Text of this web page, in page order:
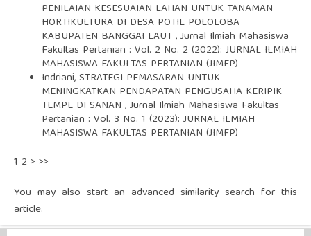
PENILAIAN KESESUAIAN LAHAN UNTUK TANAMAN
HORTIKULTURA DI DESA POTIL POLOLOBA
KABUPATEN BANGGAI LAUT,Jurnal Ilmiah Mahasiswa
Fakultas Pertanian : Vol. 2 No. 2 (2022): JURNAL ILMIAH
MAHASISWA FAKULTAS PERTANIAN (JIMFP)
Indriani,STRATEGI PEMASARAN UNTUK
MENINGKATKAN PENDAPATAN PENGUSAHA KERIPIK
TEMPE DI SANAN ,Jurnal Ilmiah Mahasiswa Fakultas
Pertanian : Vol. 3 No. 1 (2023): JURNAL ILMIAH
MAHASISWA FAKULTAS PERTANIAN (JIMFP)
1 2 > >>
You may also start an advanced similarity search for this
article.